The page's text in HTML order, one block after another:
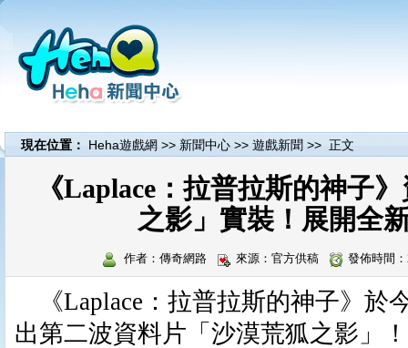
現在位置： Heha遊戲網 >> 新聞中心 >> 遊戲新聞 >> 正文
《Laplace：拉普拉斯的神子
之影」實裝！展開全
作者：傳奇網路 來源：官方供稿 發佈時間
《Laplace：拉普拉斯的神子》於
出第二波資料片「沙漠荒狐之影」